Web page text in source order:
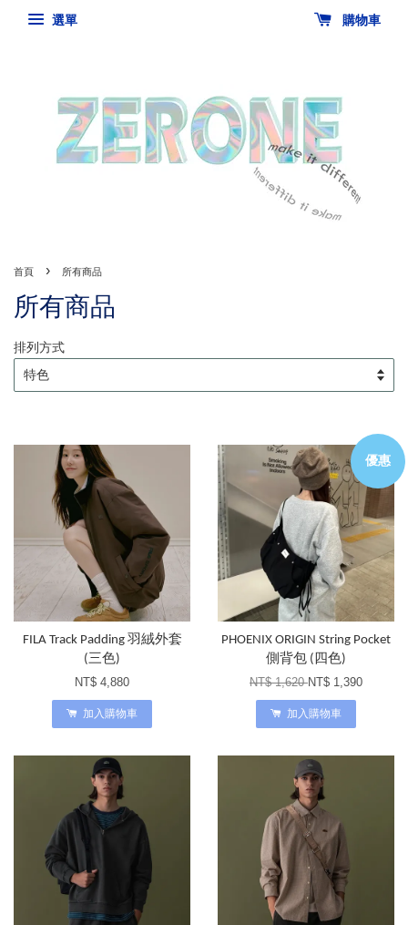
選單 購物車
首頁 › 所有商品
所有商品
排列方式
FILA Track Padding 羽絨外套
(三色)
NT$ 4,880
加入購物車
優惠
PHOENIX ORIGIN String Pocket
側背包 (四色)
NT$ 1,620NT$ 1,390
加入購物車